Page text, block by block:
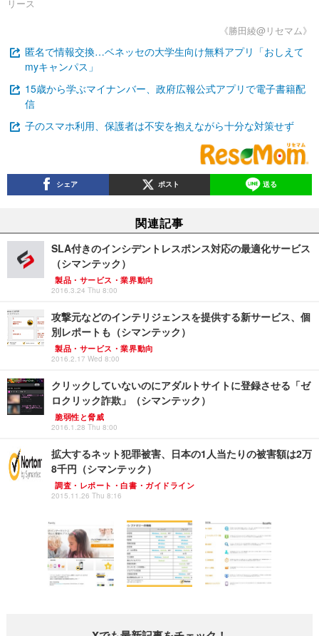
リース
《勝田綾@リセマム》
匿名で情報交換…ベネッセの大学生向け無料アプリ「おしえて
myキャンパス」
15歳から学ぶマイナンバー、政府広報公式アプリで電子書籍配
信
子のスマホ利用、保護者は不安を抱えながら十分な対策せず
シェア ポスト 送る
関連記事
SLA付きのインシデントレスポンス対応の最適化サービス
（シマンテック）
製品・サービス・業界動向
2016.3.24 Thu 8:00
攻撃元などのインテリジェンスを提供する新サービス、個
別レポートも（シマンテック）
製品・サービス・業界動向
2016.2.17 Wed 8:00
クリックしていないのにアダルトサイトに登録させる「ゼ
ロクリック詐欺」（シマンテック）
脆弱性と脅威
2016.1.28 Thu 8:00
拡大するネット犯罪被害、日本の1人当たりの被害額は2万
8千円（シマンテック）
調査・レポート・白書・ガイドライン
2015.11.26 Thu 8:16